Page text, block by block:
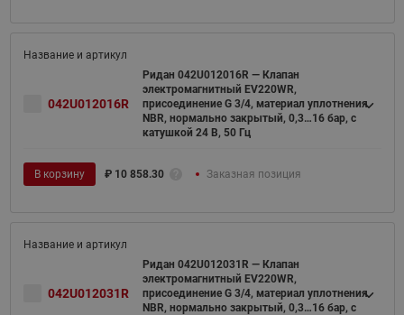
042U012016R
Ридан 042U012016R — Клапан
электромагнитный EV220WR,
присоединение G 3/4, материал уплотнения
NBR, нормально закрытый, 0,3…16 бар, с
катушкой 24 В, 50 Гц
В корзину ₽ 10 858.30 Заказная позиция
042U012031R
Ридан 042U012031R — Клапан
электромагнитный EV220WR,
присоединение G 3/4, материал уплотнения
NBR, нормально закрытый, 0,3…16 бар, с